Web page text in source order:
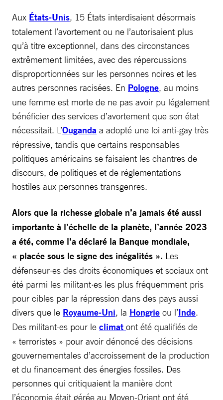
Aux États-Unis, 15 États interdisaient désormais
totalement l’avortement ou ne l’autorisaient plus
qu’à titre exceptionnel, dans des circonstances
extrêmement limitées, avec des répercussions
disproportionnées sur les personnes noires et les
autres personnes racisées. En Pologne, au moins
une femme est morte de ne pas avoir pu légalement
bénéficier des services d’avortement que son état
nécessitait. L’Ouganda a adopté une loi anti-gay très
répressive, tandis que certains responsables
politiques américains se faisaient les chantres de
discours, de politiques et de réglementations
hostiles aux personnes transgenres.
Alors que la richesse globale n’a jamais été aussi
importante à l’échelle de la planète, l’année 2023
a été, comme l’a déclaré la Banque mondiale,
« placée sous le signe des inégalités ». Les
défenseur·es des droits économiques et sociaux ont
été parmi les militant·es les plus fréquemment pris
pour cibles par la répression dans des pays aussi
divers que le Royaume-Uni, la Hongrie ou l’Inde.
Des militant·es pour le climat ont été qualifiés de
« terroristes » pour avoir dénoncé des décisions
gouvernementales d’accroissement de la production
et du financement des énergies fossiles. Des
personnes qui critiquaient la manière dont
l’économie était gérée au Moyen-Orient ont été